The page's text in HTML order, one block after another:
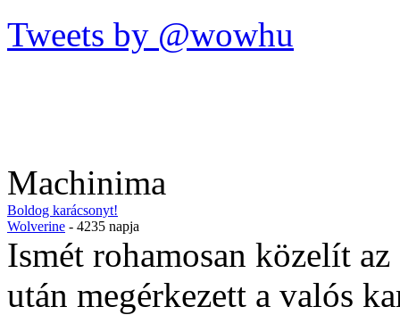
Tweets by @wowhu
Machinima
Boldog karácsonyt!
Wolverine - 4235 napja
Ismét rohamosan közelít
után megérkezett a valós